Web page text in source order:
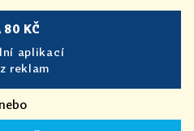
80 KČ
aplikací
reklam
nebo